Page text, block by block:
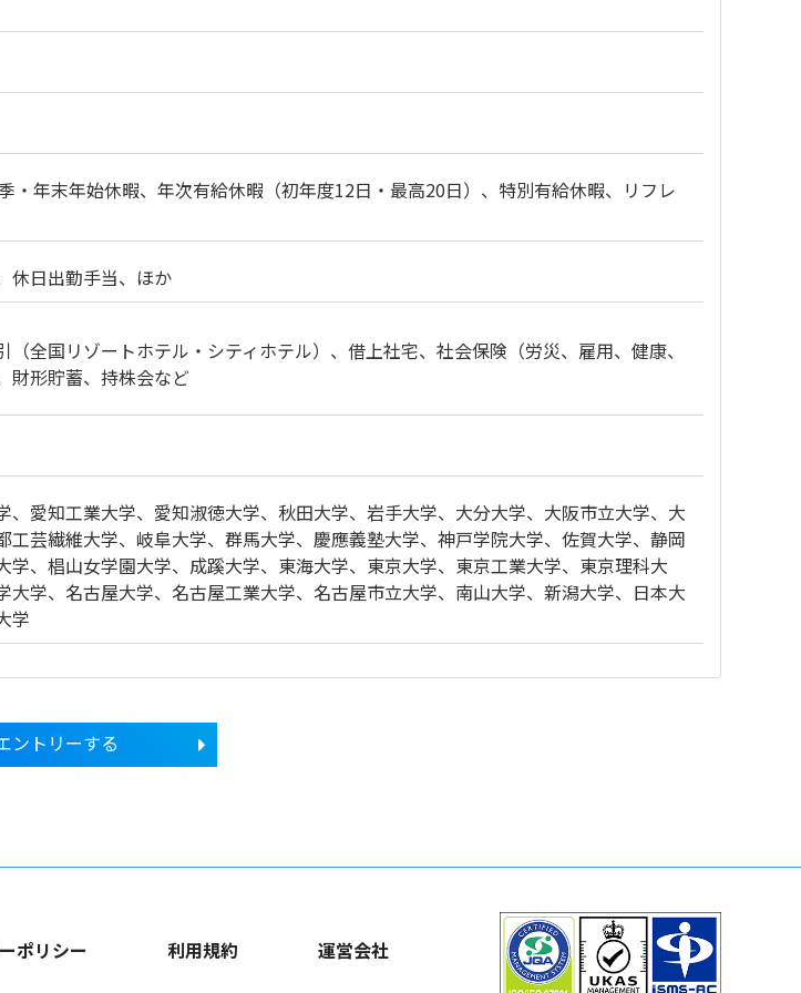
・年末年始休暇、年次有給休暇（初年度12日・最高20日）、特別有給休暇、リフレ
休日出勤手当、ほか
全国リゾートホテル・シティホテル）、借上社宅、社会保険（労災、雇用、健康、
財形貯蓄、持株会など
、愛知工業大学、愛知淑徳大学、秋田大学、岩手大学、大分大学、大阪市立大学、大
工芸繊維大学、岐阜大学、群馬大学、慶應義塾大学、神戸学院大学、佐賀大学、静岡
学、椙山女学園大学、成蹊大学、東海大学、東京大学、東京工業大学、東京理科大
学、名古屋大学、名古屋工業大学、名古屋市立大学、南山大学、新潟大学、日本大
学
ントリーする
ポリシー 利用規約 運営会社